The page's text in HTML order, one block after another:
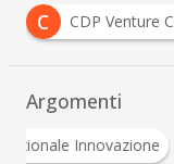
C CDP Venture
Argomenti
E
Eureka! Fund I